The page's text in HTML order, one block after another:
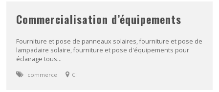
Commercialisation d’équipements
Fourniture et pose de panneaux solaires, fourniture et pose de
lampadaire solaire, fourniture et pose d'équipements pour
éclairage tous...
commerce CI